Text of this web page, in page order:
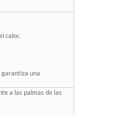
calor.
una
a las palmas de las